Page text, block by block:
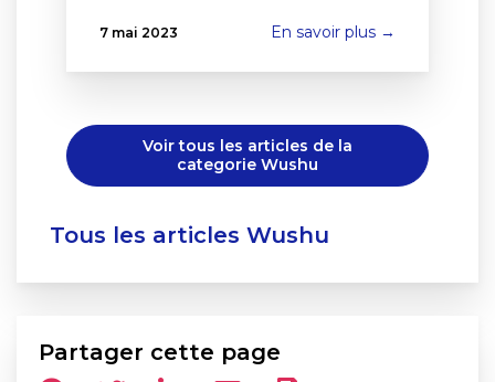
7 mai 2023 En savoir plus →
Voir tous les articles de la
categorie Wushu
Tous les articles Wushu
Partager cette page